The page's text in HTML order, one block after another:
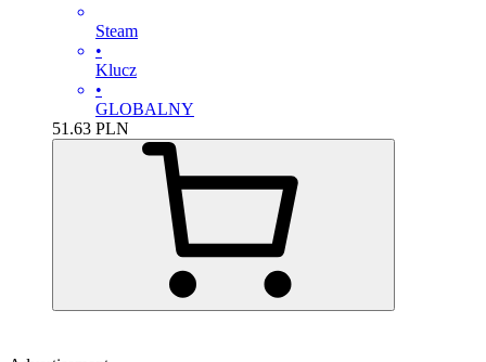
Steam
•
Klucz
•
GLOBALNY
51.63 PLN